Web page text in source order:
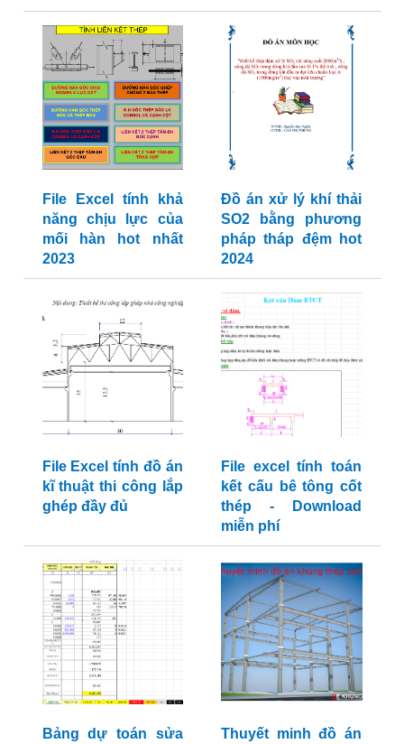
File Excel tính khả
năng chịu lực của
mối hàn hot nhất
2023
Đồ án xử lý khí thải
SO2 bằng phương
pháp tháp đệm hot
2024
File Excel tính đồ án
kĩ thuật thi công lắp
ghép đầy đủ
File excel tính toán
kết cấu bê tông cốt
thép - Download
miễn phí
Bảng dự toán sửa
Thuyết minh đồ án